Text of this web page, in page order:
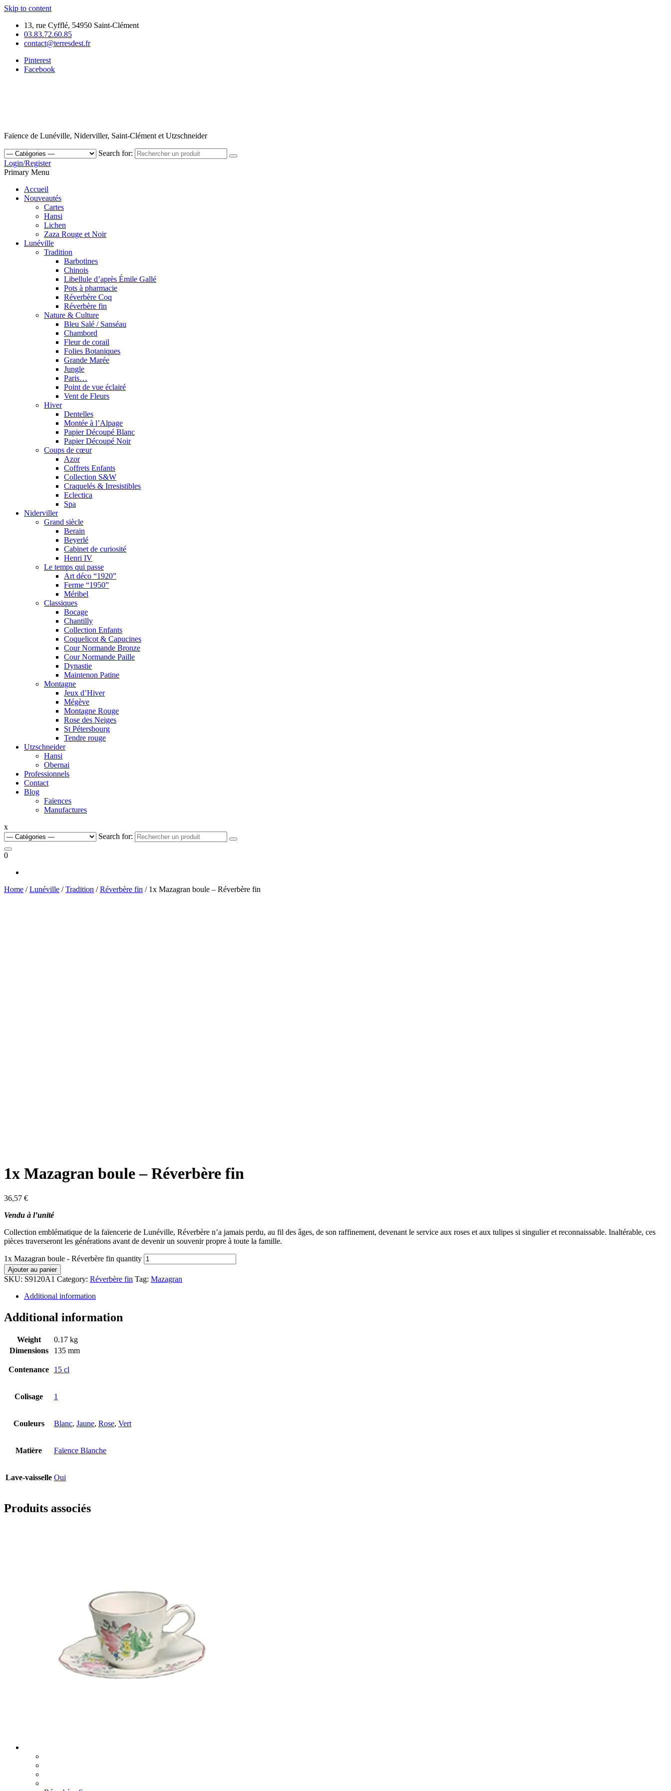
Skip to content
13, rue Cyfflé, 54950 Saint-Clément
03.83.72.60.85
contact@terresdest.fr
Pinterest
Facebook
Faïence de Lunéville, Niderviller, Saint-Clément et Utzschneider
Search for:
Login/Register
Primary Menu
Accueil
Nouveautés
Cartes
Hansi
Lichen
Zaza Rouge et Noir
Lunéville
Tradition
Barbotines
Chinois
Libellule d’après Émile Gallé
Pots à pharmacie
Réverbère Coq
Réverbère fin
Nature & Culture
Bleu Salé / Sanséau
Chambord
Fleur de corail
Folies Botaniques
Grande Marée
Jungle
Paris…
Point de vue éclairé
Vent de Fleurs
Hiver
Dentelles
Montée à l’Alpage
Papier Découpé Blanc
Papier Découpé Noir
Coups de cœur
Azor
Coffrets Enfants
Collection S&W
Craquelés & Irresistibles
Eclectica
Spa
Niderviller
Grand siècle
Berain
Beyerlé
Cabinet de curiosité
Henri IV
Le temps qui passe
Art déco “1920”
Ferme “1950”
Méribel
Classiques
Bocage
Chantilly
Collection Enfants
Coquelicot & Capucines
Cour Normande Bronze
Cour Normande Paille
Dynastie
Maintenon Patine
Montagne
Jeux d’Hiver
Mégève
Montagne Rouge
Rose des Neiges
St Pétersbourg
Tendre rouge
Utzschneider
Hansi
Obernai
Professionnels
Contact
Blog
Faïences
Manufactures
x
Search for:
0
Home /Lunéville /Tradition /Réverbère fin / 1x Mazagran boule – Réverbère fin
1x Mazagran boule – Réverbère fin
36,57 €
Vendu à l’unité
Collection emblématique de la faïencerie de Lunéville, Réverbère n’a jamais perdu, au fil des âges, de son raffinement, devenant le service aux roses et aux tulipes si singulier et reconnaissable. Inaltérable, ces
pièces traverseront les générations avant de devenir un souvenir propre à toute la famille.
1x Mazagran boule - Réverbère fin quantity
Ajouter au panier
SKU: S9120A1 Category: Réverbère fin Tag: Mazagran
Additional information
Additional information
Weight
0.17 kg
Dimensions
135 mm
Contenance 15 cl
Colisage 1
Couleurs Blanc, Jaune, Rose, Vert
Matière Faïence Blanche
Lave-vaisselle Oui
Produits associés